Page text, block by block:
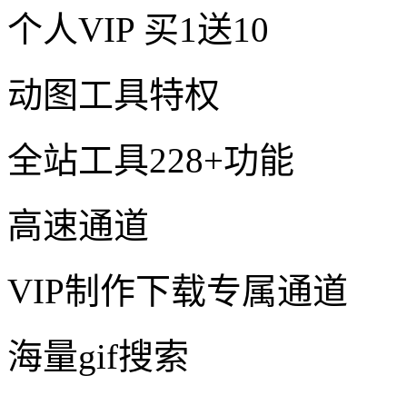
个人VIP 买1送10
动图工具特权
全站工具228+功能
高速通道
VIP制作下载专属通道
海量gif搜索